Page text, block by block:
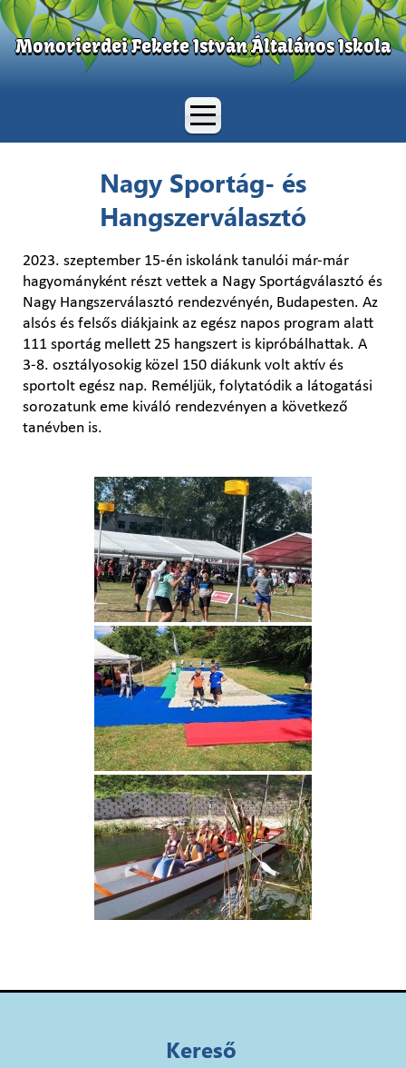
Monorierdei Fekete István Általános Iskola
Nagy Sportág- és
Hangszerválasztó
2023. szeptember 15-én iskolánk tanulói már-már
hagyományként részt vettek a Nagy Sportágválasztó és
Nagy Hangszerválasztó rendezvényén, Budapesten. Az
alsós és felsős diákjaink az egész napos program alatt
111 sportág mellett 25 hangszert is kipróbálhattak. A
3-8. osztályosokig közel 150 diákunk volt aktív és
sportolt egész nap. Reméljük, folytatódik a látogatási
sorozatunk eme kiváló rendezvényen a következő
tanévben is.
Kereső